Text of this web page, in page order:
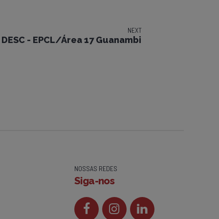
NEXT
DESC - EPCL/Área 17 Guanambi
NOSSAS REDES
Siga-nos